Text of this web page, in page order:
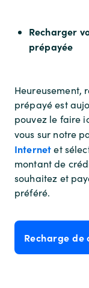
Recharger
prépayée
Heureusement,
prépayé est
pouvez le faire
vous sur notre
Internetet
montant de
souhaitez et
préféré.
Recharge